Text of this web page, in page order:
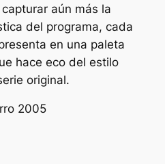
aún más la
del programa, cada
en una paleta
hace eco del estilo
original.